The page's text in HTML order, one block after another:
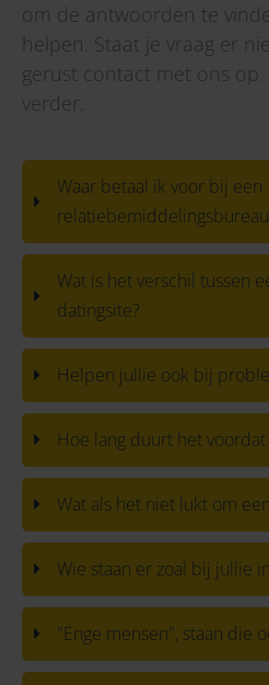
om de antwoorden te
helpen. Staat je vraag er
gerust contact met ons op.
verder.
Waar betaal ik voor bij een
Wat is het verschil tussen
datingsite?
Helpen jullie ook bij
Hoe lang duurt het
Wat als het niet lukt om
Wie staan er zoal bij jullie
"Enge mensen", staan die